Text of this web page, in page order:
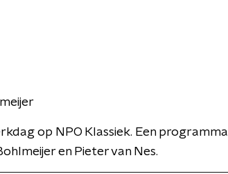
op NPO Klassiek. Een programma
en Pieter van Nes.